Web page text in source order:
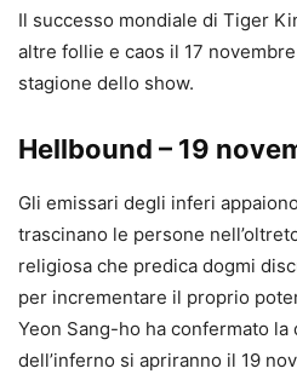
Il successo mondiale di Tiger
altre follie e caos il 17
stagione dello show.
Hellbound – 19
Gli emissari degli inferi
trascinano le persone
religiosa che predica dogmi
per incrementare il proprio
Yeon Sang-ho ha confermato la
dell’inferno si apriranno il 19